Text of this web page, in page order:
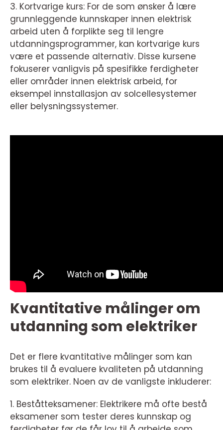
3. Kortvarige kurs: For de som ønsker å lære
grunnleggende kunnskaper innen elektrisk
arbeid uten å forplikte seg til lengre
utdanningsprogrammer, kan kortvarige kurs
være et passende alternativ. Disse kursene
fokuserer vanligvis på spesifikke ferdigheter
eller områder innen elektrisk arbeid, for
eksempel innstallasjon av solcellesystemer
eller belysningssystemer.
Kvantitative målinger om
utdanning som elektriker
Det er flere kvantitative målinger som kan
brukes til å evaluere kvaliteten på utdanning
som elektriker. Noen av de vanligste inkluderer:
1. Beståtteksamener: Elektrikere må ofte bestå
eksamener som tester deres kunnskap og